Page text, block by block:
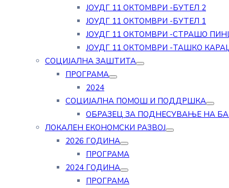
ЈОУДГ 11 ОКТОМВРИ -БУТЕЛ 2
ЈОУДГ 11 ОКТОМВРИ -БУТЕЛ 1
ЈОУДГ 11 ОКТОМВРИ -СТРАШО
ЈОУДГ 11 ОКТОМВРИ -ТАШКО
СОЦИЈАЛНА ЗАШТИТА
ПРОГРАМА
2024
СОЦИЈАЛНА ПОМОШ И ПОДДРШКА
ОБРАЗЕЦ ЗА ПОДНЕСУВАЊЕ НА
ЛОКАЛЕН ЕКОНОМСКИ РАЗВОЈ
2026 ГОДИНА
ПРОГРАМА
2024 ГОДИНА
ПРОГРАМА